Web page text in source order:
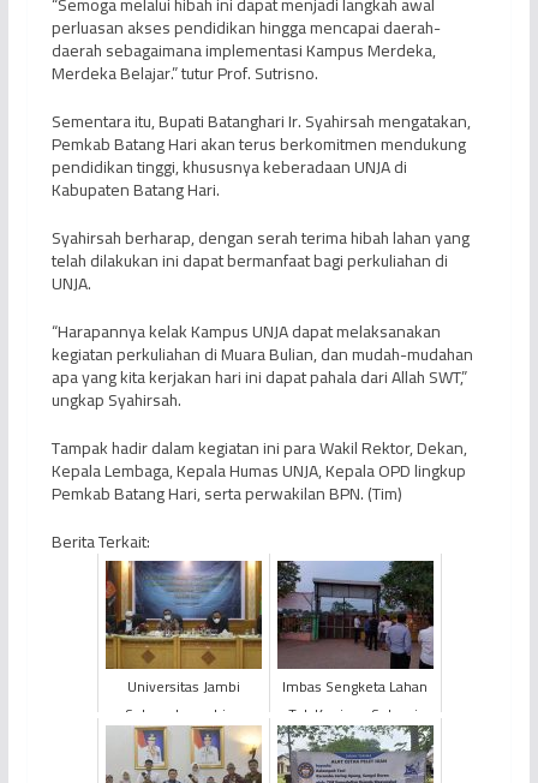
perluasan akses pendidikan hingga mencapai daerah-
daerah sebagaimana implementasi Kampus Merdeka,
Merdeka Belajar.” tutur Prof. Sutrisno.
Sementara itu, Bupati Batanghari Ir. Syahirsah mengatakan,
Pemkab Batang Hari akan terus berkomitmen mendukung
pendidikan tinggi, khususnya keberadaan UNJA di
Kabupaten Batang Hari.
Syahirsah berharap, dengan serah terima hibah lahan yang
telah dilakukan ini dapat bermanfaat bagi perkuliahan di
UNJA.
“Harapannya kelak Kampus UNJA dapat melaksanakan
kegiatan perkuliahan di Muara Bulian, dan mudah-mudahan
apa yang kita kerjakan hari ini dapat pahala dari Allah SWT,”
ungkap Syahirsah.
Tampak hadir dalam kegiatan ini para Wakil Rektor, Dekan,
Kepala Lembaga, Kepala Humas UNJA, Kepala OPD lingkup
Pemkab Batang Hari, serta perwakilan BPN. (Tim)
Berita Terkait:
Universitas Jambi
Sukses Launching
Aplikasi Terintegrasi dan
BPU Tahun 2021
Imbas Sengketa Lahan
Tak Kunjung Selesai,
Siswa/i SD Negeri 212
Kota Jambi Terpaksa